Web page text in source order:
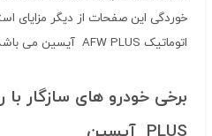
خوردگی این صفحات از دیگر مزایای
اتوماتیک AFW PLUS آیسین می باشد
PLUS آیسین